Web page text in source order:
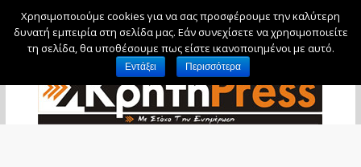
Πέμπτη, 6 Αυγούστου, 2026
Χρησιμοποιούμε cookies για να σας προσφέρουμε την καλύτερη
δυνατή εμπειρία στη σελίδα μας. Εάν συνεχίσετε να χρησιμοποιείτε
τη σελίδα, θα υποθέσουμε πως είστε ικανοποιημένοι με αυτό.
Εντάξει Περισσότερα